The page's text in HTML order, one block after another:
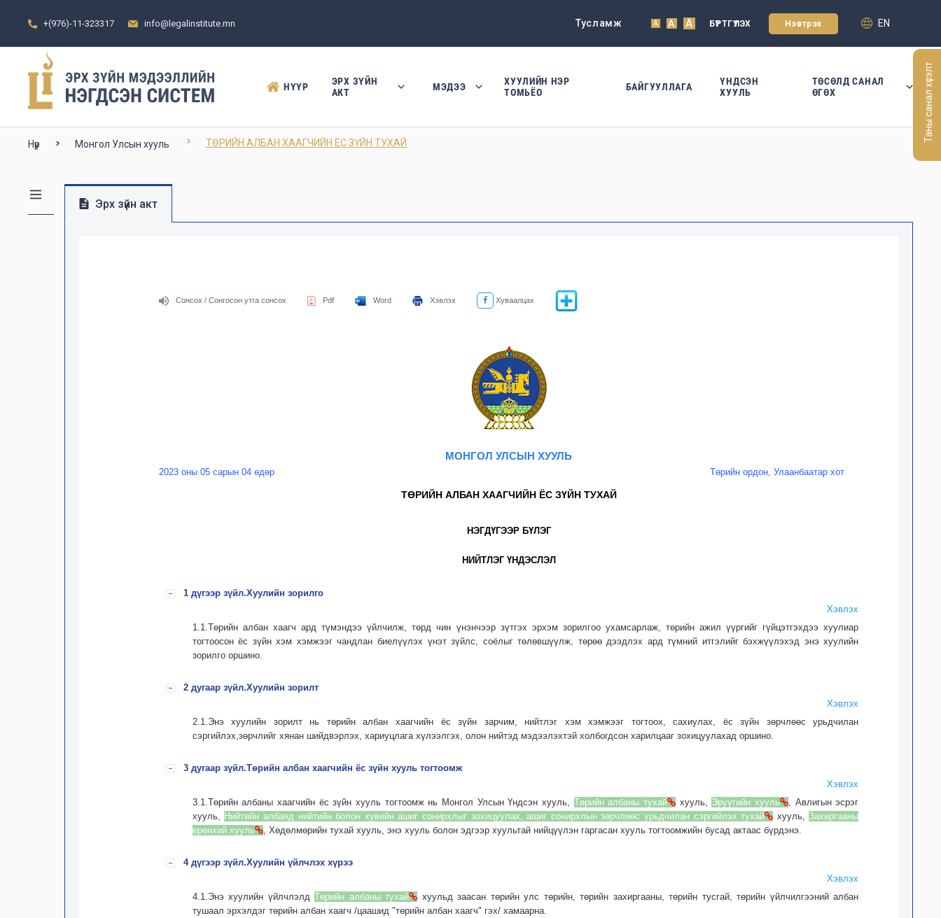
+(976)-11-323317 info@legalinstitute.mn Тусламж A A A БҮРТГҮҮЛЭХ Нэвтрэх EN
НҮҮР
ЭРХ ЗҮЙН
АКТ
МЭДЭЭ
ХУУЛИЙН НЭР
ТОМЬЁО
БАЙГУУЛЛАГА
ҮНДСЭН
ХУУЛЬ
ТӨСӨЛД САНАЛ
ӨГӨХ
Нүүр Монгол Улсын хууль ТӨРИЙН АЛБАН ХААГЧИЙН ЁС ЗҮЙН ТУХАЙ
Эрх зүйн акт
Сонсох / Сонгосон утга сонсох Pdf Word Хэвлэх Хуваалцах
МОНГОЛ УЛСЫН ХУУЛЬ
2023 оны 05 сарын 04 өдөр Төрийн ордон, Улаанбаатар хот
ТӨРИЙН АЛБАН ХААГЧИЙН ЁС ЗҮЙН ТУХАЙ
НЭГДҮГЭЭР БҮЛЭГ
НИЙТЛЭГ ҮНДЭСЛЭЛ
1 дүгээр зүйл.Хуулийн зорилго
Хэвлэх
1.1.Төрийн албан хаагч ард түмэндээ үйлчилж, төрд чин үнэнчээр зүтгэх эрхэм зорилгоо ухамсарлаж, төрийн ажил үүргийг гүйцэтгэхдээ хуулиар
тогтоосон ёс зүйн хэм хэмжээг чандлан биелүүлэх үнэт зүйлс, соёлыг төлөвшүүлж, төрөө дээдлэх ард түмний итгэлийг бэхжүүлэхэд энэ хуулийн
зорилго оршино.
2 дугаар зүйл.Хуулийн зорилт
Хэвлэх
2.1.Энэ хуулийн зорилт нь төрийн албан хаагчийн ёс зүйн зарчим, нийтлэг хэм хэмжээг тогтоох, сахиулах, ёс зүйн зөрчлөөс урьдчилан
сэргийлэх,зөрчлийг хянан шийдвэрлэх, хариуцлага хүлээлгэх, олон нийтэд мэдээлэхтэй холбогдсон харилцааг зохицуулахад оршино.
3 дугаар зүйл.Төрийн албан хаагчийн ёс зүйн хууль тогтоомж
Хэвлэх
3.1.Төрийн албаны хаагчийн ёс зүйн хууль тогтоомж нь Монгол Улсын Үндсэн хууль, Төрийн албаны тухай хууль, Эрүүгийн хууль
, Авлигын эсрэг
хууль, Нийтийн албанд нийтийн болон хувийн ашиг сонирхлыг зохицуулах, ашиг сонирхлын зөрчлөөс урьдчилан сэргийлэх тухай хууль,Захиргааны
ерөнхий хууль
, Хөдөлмөрийн тухай хууль, энэ хууль болон эдгээр хуультай нийцүүлэн гаргасан хууль тогтоомжийн бусад актаас бүрдэнэ.
4 дүгээр зүйл.Хуулийн үйлчлэх хүрээ
Хэвлэх
4.1.Энэ хуулийн үйлчлэлдТөрийн албаны тухай
хуульд заасан төрийн улс төрийн, төрийн захиргааны, төрийн тусгай, төрийн үйлчилгээний албан
тушаал эрхэлдэг төрийн албан хаагч /цаашид "төрийн албан хаагч" гэх/ хамаарна.
Таны санал хүсэлт